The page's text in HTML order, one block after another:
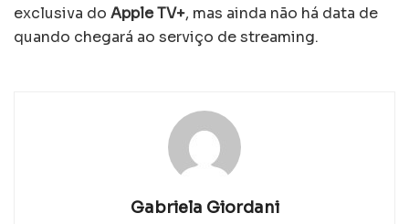
exclusiva do Apple TV+, mas ainda não há data de
quando chegará ao serviço de streaming.
Gabriela Giordani